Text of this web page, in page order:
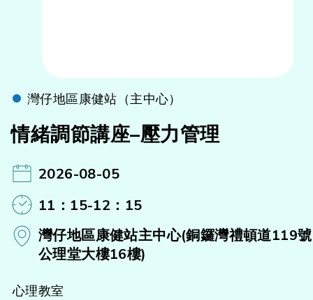
灣仔地區康健站（主中心）
情緒調節講座–壓力管理
2026-08-05
11：15-12：15
灣仔地區康健站主中心(銅鑼灣禮頓道119號
公理堂大樓16樓)
心理教室